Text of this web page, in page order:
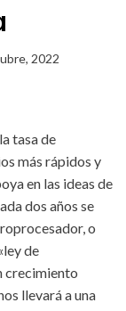
2022
tasa de
más rápidos y
en las ideas de
dos años se
o
de
crecimiento
llevará a una